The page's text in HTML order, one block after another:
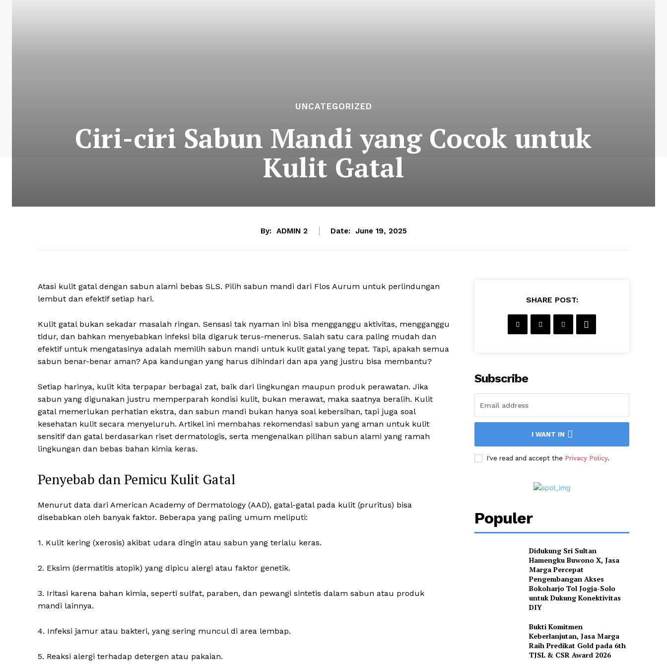
UNCATEGORIZED
Ciri-ciri Sabun Mandi yang Cocok untuk
Kulit Gatal
By: ADMIN 2 Date: June 19, 2025
Atasi kulit gatal dengan sabun alami bebas SLS. Pilih sabun mandi dari Flos Aurum untuk perlindungan
lembut dan efektif setiap hari.
Kulit gatal bukan sekadar masalah ringan. Sensasi tak nyaman ini bisa mengganggu aktivitas, mengganggu
tidur, dan bahkan menyebabkan infeksi bila digaruk terus-menerus. Salah satu cara paling mudah dan
efektif untuk mengatasinya adalah memilih sabun mandi untuk kulit gatal yang tepat. Tapi, apakah semua
sabun benar-benar aman? Apa kandungan yang harus dihindari dan apa yang justru bisa membantu?
Setiap harinya, kulit kita terpapar berbagai zat, baik dari lingkungan maupun produk perawatan. Jika
sabun yang digunakan justru memperparah kondisi kulit, bukan merawat, maka saatnya beralih. Kulit
gatal memerlukan perhatian ekstra, dan sabun mandi bukan hanya soal kebersihan, tapi juga soal
kesehatan kulit secara menyeluruh. Artikel ini membahas rekomendasi sabun yang aman untuk kulit
sensitif dan gatal berdasarkan riset dermatologis, serta mengenalkan pilihan sabun alami yang ramah
lingkungan dan bebas bahan kimia keras.
Penyebab dan Pemicu Kulit Gatal
Menurut data dari American Academy of Dermatology (AAD), gatal-gatal pada kulit (pruritus) bisa
disebabkan oleh banyak faktor. Beberapa yang paling umum meliputi:
1. Kulit kering (xerosis) akibat udara dingin atau sabun yang terlalu keras.
2. Eksim (dermatitis atopik) yang dipicu alergi atau faktor genetik.
3. Iritasi karena bahan kimia, seperti sulfat, paraben, dan pewangi sintetis dalam sabun atau produk
mandi lainnya.
4. Infeksi jamur atau bakteri, yang sering muncul di area lembap.
5. Reaksi alergi terhadap detergen atau pakaian.
SHARE POST:
Subscribe
I WANT IN
I've read and accept the Privacy Policy.
Populer
Didukung Sri Sultan
Hamengku Buwono X, Jasa
Marga Percepat
Pengembangan Akses
Bokoharjo Tol Jogja-Solo
untuk Dukung Konektivitas
DIY
Bukti Komitmen
Keberlanjutan, Jasa Marga
Raih Predikat Gold pada 6th
TJSL & CSR Award 2026